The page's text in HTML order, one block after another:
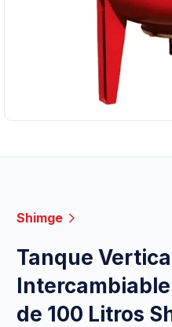
Shimge
Tanque
de 100 Litros